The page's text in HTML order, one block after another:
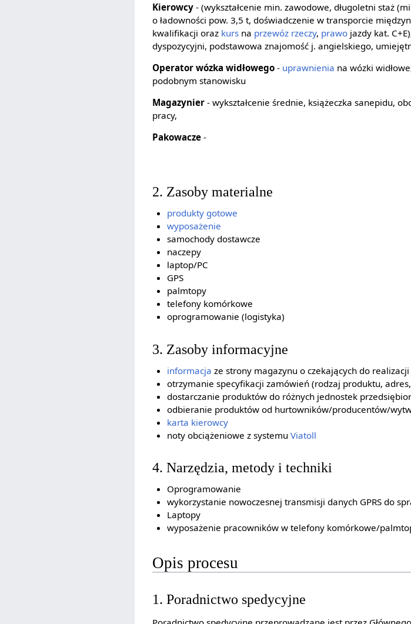
Kierowcy - (wykształcenie min. zawodowe, długoletni staż
o ładowności pow. 3,5 t, doświadczenie w transporcie
kwalifikacji oraz kurs na przewóz rzeczy, prawo jazdy kat.
dyspozycyjni, podstawowa znajomość j. angielskiego,
Operator wózka widłowego - uprawnienia na wózki
podobnym stanowisku
Magazynier- wykształcenie średnie, książeczka sanepidu,
pracy,
Pakowacze-
2. Zasoby materialne
produkty gotowe
wyposażenie
samochody dostawcze
naczepy
laptop/PC
GPS
palmtopy
telefony komórkowe
oprogramowanie (logistyka)
3. Zasoby informacyjne
informacja ze strony magazynu o czekających do
otrzymanie specyfikacji zamówień (rodzaj produktu,
dostarczanie produktów do różnych jednostek
odbieranie produktów od hurtowników/producentów/
karta kierowcy
noty obciążeniowe z systemu Viatoll
4. Narzędzia, metody i techniki
Oprogramowanie
wykorzystanie nowoczesnej transmisji danych GPRS do
Laptopy
wyposażenie pracowników w telefony komórkowe/
Opis procesu
1. Poradnictwo spedycyjne